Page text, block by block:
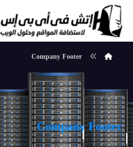
Company Footer
Company Footer